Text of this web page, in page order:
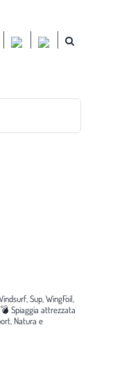
Sup, WingFoil,
Spiaggia attrezzata
Natura e